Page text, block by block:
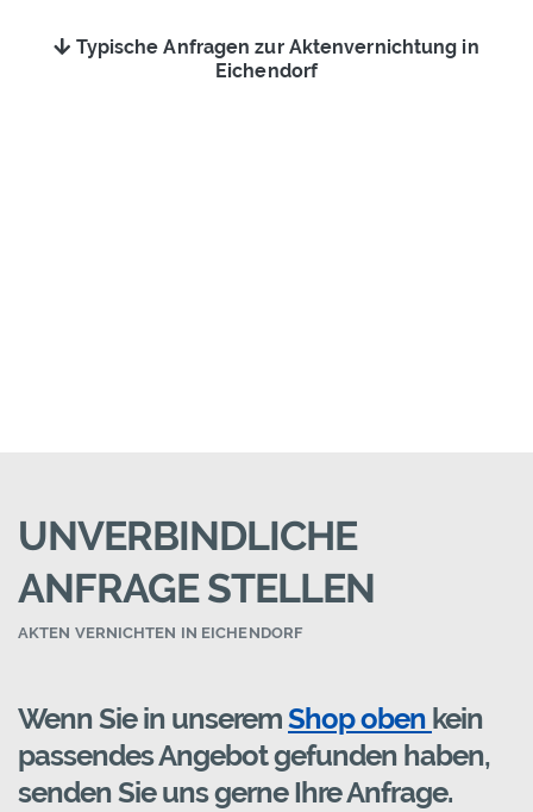
Typische Anfragen zur Aktenvernichtung in
Eichendorf
UNVERBINDLICHE
ANFRAGE STELLEN
AKTEN VERNICHTEN IN EICHENDORF
Wenn Sie in unseremShop oben kein
passendes Angebot gefunden haben,
senden Sie uns gerne Ihre Anfrage.